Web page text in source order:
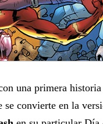
una primera historia
convierte en la